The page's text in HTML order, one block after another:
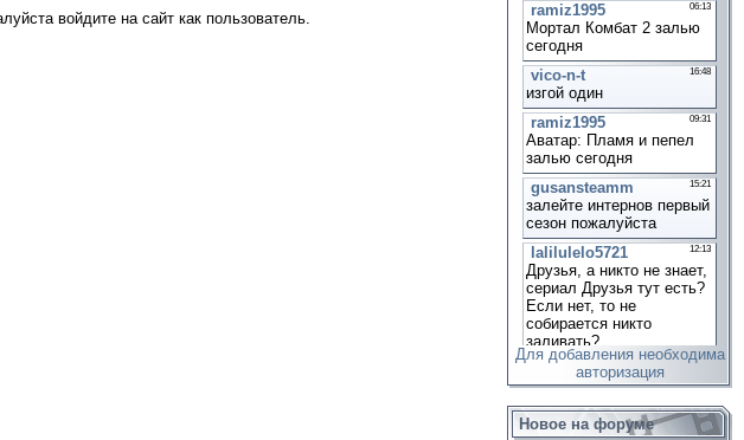
войдите на сайт как пользователь.
Для добавления необходима
авторизация
Новое на форуме